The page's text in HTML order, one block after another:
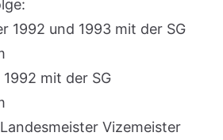
1992 und 1993 mit der SG
mit der SG
Vizemeister